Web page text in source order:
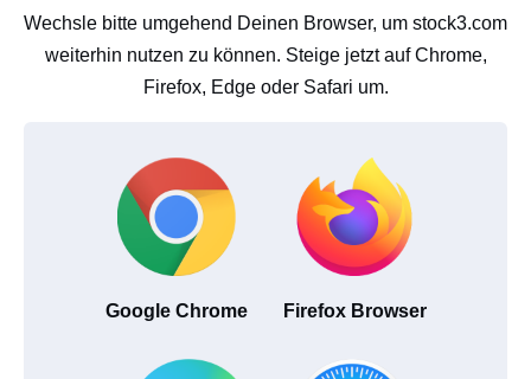
Wechsle bitte umgehend Deinen Browser, um stock3.com
weiterhin nutzen zu können. Steige jetzt auf Chrome,
Firefox, Edge oder Safari um.
Google Chrome Firefox Browser